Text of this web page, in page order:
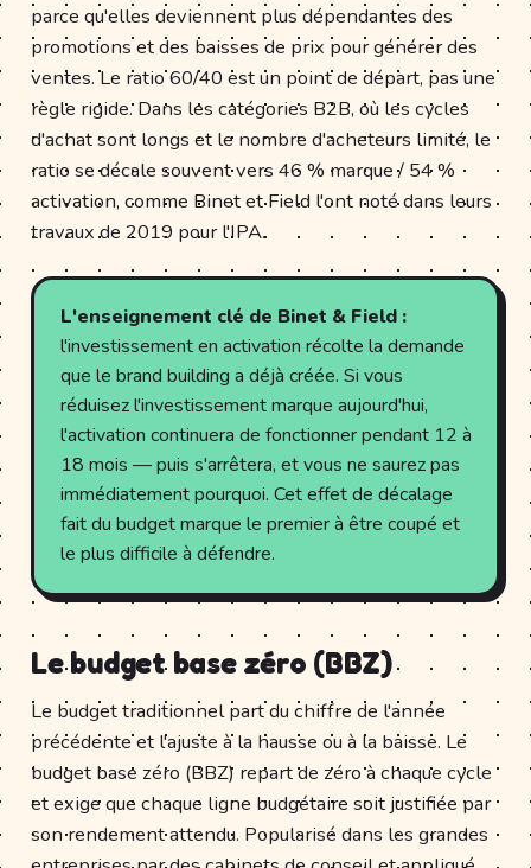
parce qu'elles deviennent plus dépendantes des
promotions et des baisses de prix pour générer des
ventes. Le ratio 60/40 est un point de départ, pas une
règle rigide. Dans les catégories B2B, où les cycles
d'achat sont longs et le nombre d'acheteurs limité, le
ratio se décale souvent vers 46 % marque / 54 %
activation, comme Binet et Field l'ont noté dans leurs
travaux de 2019 pour l'IPA.
L'enseignement clé de Binet & Field :
l'investissement en activation récolte la demande
que le brand building a déjà créée. Si vous
réduisez l'investissement marque aujourd'hui,
l'activation continuera de fonctionner pendant 12 à
18 mois — puis s'arrêtera, et vous ne saurez pas
immédiatement pourquoi. Cet effet de décalage
fait du budget marque le premier à être coupé et
le plus difficile à défendre.
Le budget base zéro (BBZ)
Le budget traditionnel part du chiffre de l'année
précédente et l'ajuste à la hausse ou à la baisse. Le
budget base zéro (BBZ) repart de zéro à chaque cycle
et exige que chaque ligne budgétaire soit justifiée par
son rendement attendu. Popularisé dans les grandes